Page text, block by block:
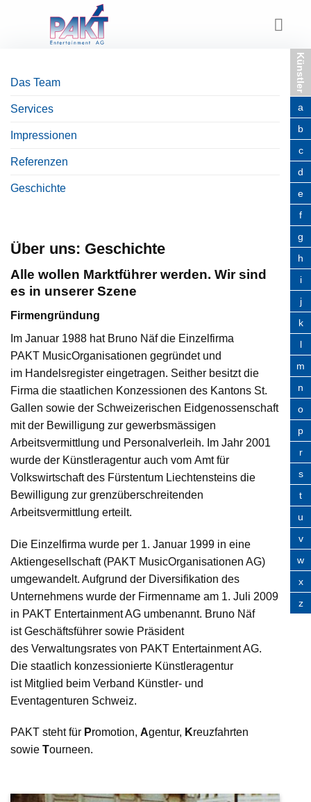
Über uns: Geschichte
Alle wollen Marktführer werden. Wir sind
es in unserer Szene
Firmengründung
Im Januar 1988 hat Bruno Näf die Einzelfirma
PAKT MusicOrganisationen gegründet und
im Handelsregister eingetragen. Seither besitzt die
Firma die staatlichen Konzessionen des Kantons St.
Gallen sowie der Schweizerischen Eidgenossenschaft
mit der Bewilligung zur gewerbsmässigen
Arbeitsvermittlung und Personalverleih. Im Jahr 2001
wurde der Künstleragentur auch vom Amt für
Volkswirtschaft des Fürstentum Liechtensteins die
Bewilligung zur grenzüberschreitenden
Arbeitsvermittlung erteilt.
Die Einzelfirma wurde per 1. Januar 1999 in eine
Aktiengesellschaft (PAKT MusicOrganisationen AG)
umgewandelt. Aufgrund der Diversifikation des
Unternehmens wurde der Firmenname am 1. Juli 2009
in PAKT Entertainment AG umbenannt. Bruno Näf
ist Geschäftsführer sowie Präsident
des Verwaltungsrates von PAKT Entertainment AG.
Die staatlich konzessionierte Künstleragentur
ist Mitglied beim Verband Künstler- und
Eventagenturen Schweiz.
PAKT steht für Promotion, Agentur, Kreuzfahrten
sowie Tourneen.
Das Team
Services
Impressionen
Referenzen
Geschichte
Künstler
a
b
c
d
e
f
g
h
i
j
k
l
m
n
o
p
r
s
t
u
v
w
x
z